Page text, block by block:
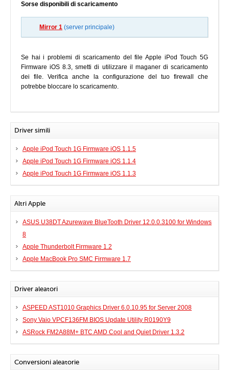
Sorse disponibili di scaricamento
Mirror 1 (server principale)
Se hai i problemi di scaricamento del file Apple iPod Touch 5G
Firmware iOS 8.3, smetti di utilizzare il maganer di scaricamento
dei file. Verifica anche la configurazione del tuo firewall che
potrebbe bloccare lo scaricamento.
Driver simili
Apple iPod Touch 1G Firmware iOS 1.1.5
Apple iPod Touch 1G Firmware iOS 1.1.4
Apple iPod Touch 1G Firmware iOS 1.1.3
Altri Apple
ASUS U38DT Azurewave BlueTooth Driver 12.0.0.3100 for Windows
8
Apple Thunderbolt Firmware 1.2
Apple MacBook Pro SMC Firmware 1.7
Driver aleatori
ASPEED AST1010 Graphics Driver 6.0.10.95 for Server 2008
Sony Vaio VPCF136FM BIOS Update Utility R0190Y9
ASRock FM2A88M+ BTC AMD Cool and Quiet Driver 1.3.2
Conversioni aleatorie